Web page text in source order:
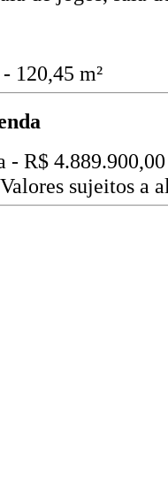
120,45 m²
- R$ 4.889.900,00
sujeitos a